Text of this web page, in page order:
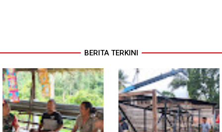
BERITA TERKINI